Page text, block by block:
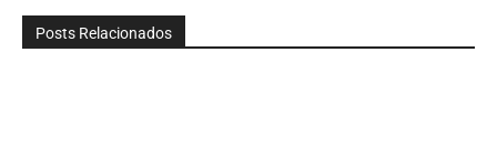
Posts Relacionados